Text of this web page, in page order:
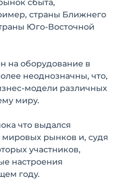
сбыта,
страны Ближнего
Юго-Восточной
на оборудование в
неоднозначны, что,
модели различных
миру.
что выдался
рынков и, судя
участников,
настроения
году.